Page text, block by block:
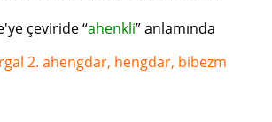
çeviride “ahenkli” anlamında
2. ahengdar, hengdar, bibezm